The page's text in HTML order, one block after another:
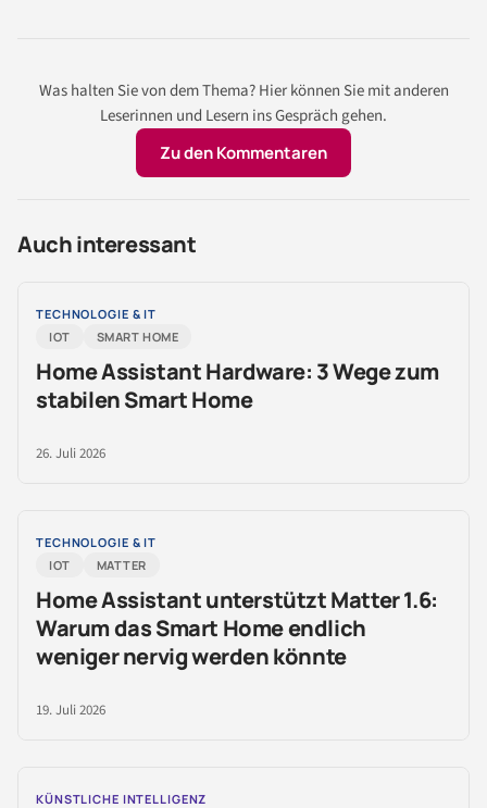
Was halten Sie von dem Thema? Hier können Sie mit anderen
Leserinnen und Lesern ins Gespräch gehen.
Zu den Kommentaren
Auch interessant
TECHNOLOGIE & IT
IOT
SMART HOME
Home Assistant Hardware: 3 Wege zum
stabilen Smart Home
26. Juli 2026
TECHNOLOGIE & IT
IOT
MATTER
Home Assistant unterstützt Matter 1.6:
Warum das Smart Home endlich
weniger nervig werden könnte
19. Juli 2026
KÜNSTLICHE INTELLIGENZ